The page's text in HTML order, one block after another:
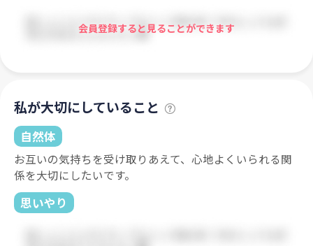
会員登録すると見ることができます
私が大切にしていること
自然体
お互いの気持ちを受け取りあえて、心地よくいられる関
係を大切にしたいです。
思いやり